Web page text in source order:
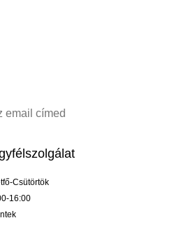
Csütörtök
16:00